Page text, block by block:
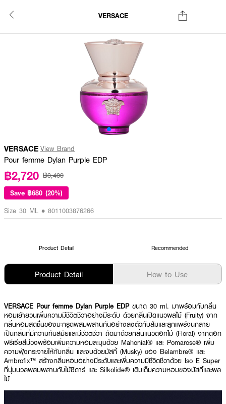
VERSACE
VERSACE View Brand
Pour femme Dylan Purple EDP
฿2,720 ฿3,400
Save ฿680 (20%)
Size 30 ML • 8011003876266
Product Detail Recommended
Product Detail How to Use
VERSACE Pour femme Dylan Purple EDPขนาด 30 ml. มาพร้อมกับกลิ่น
หอมเย้ายวนเพิ่มความมีชีวิตชีวาอย่างมีระดับ ด้วยกลิ่นเปิดแนวผลไม้ (Fruity) จาก
กลิ่นหอมสดชื่นของมะกรูดผสมผสานกันอย่างลงตัวกับส้มและลูกแพร์จนกลาย
เป็นกลิ่นที่มีความทันสมัยและมีชีวิตชีวา ถัดมาด้วยกลิ่นแนวดอกไม้ (Floral) จากดอก
ฟรีเซียสีม่วงพร้อมเพิ่มความหอมละมุมด้วย Mahonial® และ Pomarose® เพิ่ม
ความฟุ้งกระจายให้กับกลิ่น และจบด้วยมัสกี้ (Musky) ของ Belambre® และ
Ambrofix™ สร้างกลิ่นหอมอย่างมีระดับและเพิ่มความมีชีวิตชีวาด้วย Iso E Super
ที่นุ่มนวลผสมผสานกับไม้ซีดาร์ และ Silkolide® เติมเต็มความหอมของมัสกี้และผล
ไม้